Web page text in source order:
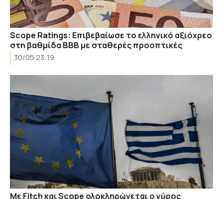
Scope Ratings: Επιβεβαίωσε το ελληνικό αξιόχρεο
στη βαθμίδα ΒΒΒ με σταθερές προοπτικές
30/05 23:19
Με Fitch και Scope ολοκληρώνεται ο γύρος